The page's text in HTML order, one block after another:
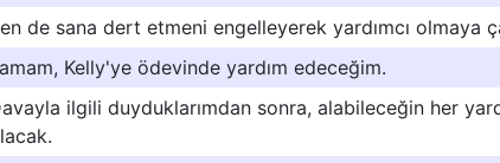
de sana dert etmeni engelleyerek yardımcı olmaya
Kelly'ye ödevinde yardım edeceğim.
ilgili duyduklarımdan sonra, alabileceğin her